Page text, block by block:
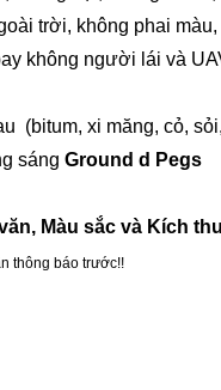
trời, không phai
không người lái và
(bitum, xi măng, cỏ,
sáng Ground d Pegs
Màu sắc và Kích
thông báo trước!!